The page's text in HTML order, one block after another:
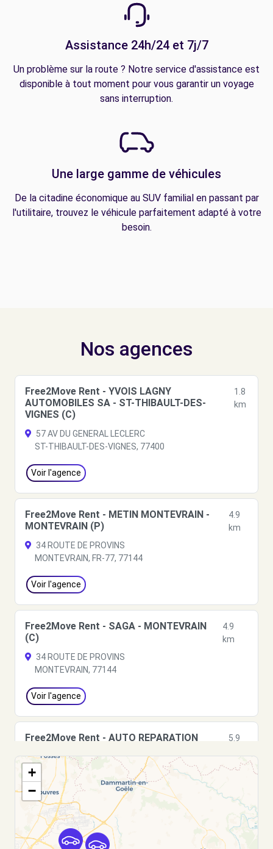
Assistance 24h/24 et 7j/7
Un problème sur la route ? Notre service d'assistance est
disponible à tout moment pour vous garantir un voyage
sans interruption.
Une large gamme de véhicules
De la citadine économique au SUV familial en passant par
l'utilitaire, trouvez le véhicule parfaitement adapté à votre
besoin.
Nos agences
Free2Move Rent - YVOIS LAGNY
AUTOMOBILES SA - ST-THIBAULT-DES-
VIGNES (C)
1.8
km
57 AV DU GENERAL LECLERC
ST-THIBAULT-DES-VIGNES, 77400
Voir l'agence
Free2Move Rent - METIN MONTEVRAIN -
MONTEVRAIN (P)
4.9
km
34 ROUTE DE PROVINS
MONTEVRAIN, FR-77, 77144
Voir l'agence
Free2Move Rent - SAGA - MONTEVRAIN
(C)
4.9
km
34 ROUTE DE PROVINS
MONTEVRAIN, 77144
Voir l'agence
Free2Move Rent - AUTO REPARATION
5.9
11 RUE DE L'ORANGERIE
TORCY, 77200
Voir l'agence
+
−